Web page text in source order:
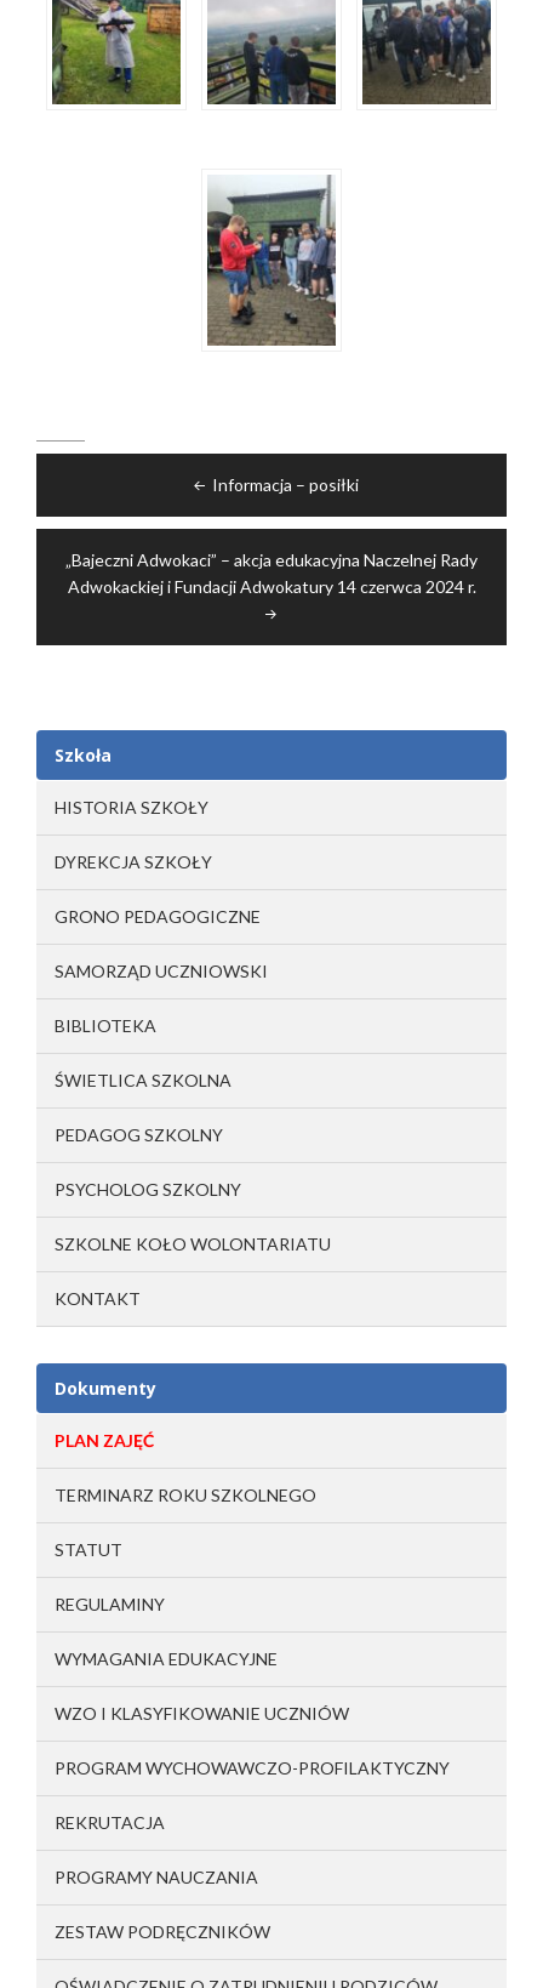
Informacja – posiłki
„Bajeczni Adwokaci” – akcja edukacyjna Naczelnej Rady
Adwokackiej i Fundacji Adwokatury 14 czerwca 2024 r.
Szkoła
HISTORIA SZKOŁY
DYREKCJA SZKOŁY
GRONO PEDAGOGICZNE
SAMORZĄD UCZNIOWSKI
BIBLIOTEKA
ŚWIETLICA SZKOLNA
PEDAGOG SZKOLNY
PSYCHOLOG SZKOLNY
SZKOLNE KOŁO WOLONTARIATU
KONTAKT
Dokumenty
PLAN ZAJĘĆ
TERMINARZ ROKU SZKOLNEGO
STATUT
REGULAMINY
WYMAGANIA EDUKACYJNE
WZO I KLASYFIKOWANIE UCZNIÓW
PROGRAM WYCHOWAWCZO-PROFILAKTYCZNY
REKRUTACJA
PROGRAMY NAUCZANIA
ZESTAW PODRĘCZNIKÓW